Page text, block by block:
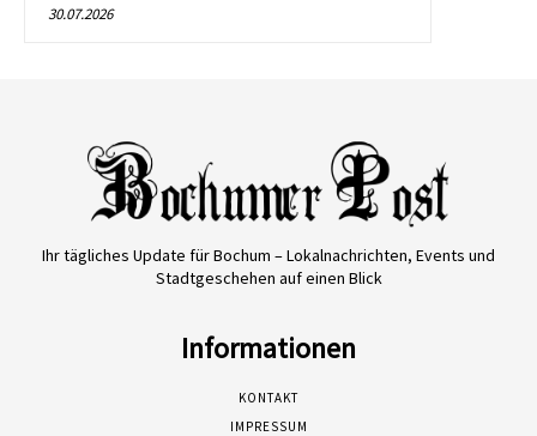
30.07.2026
Ihr tägliches Update für Bochum – Lokalnachrichten, Events und
Stadtgeschehen auf einen Blick
Informationen
KONTAKT
IMPRESSUM